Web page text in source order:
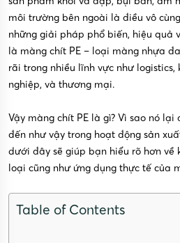
môi trường bên ngoài là điều vô
những giải pháp phổ biến, hiệu quả
là màng chít PE – loại màng nhựa
rãi trong nhiều lĩnh vực như logistics,
nghiệp, và thương mại.
Vậy màng chít PE là gì? Vì sao nó
đến như vậy trong hoạt động sản
dưới đây sẽ giúp bạn hiểu rõ hơn về
loại cũng như ứng dụng thực tế của
Table of Contents